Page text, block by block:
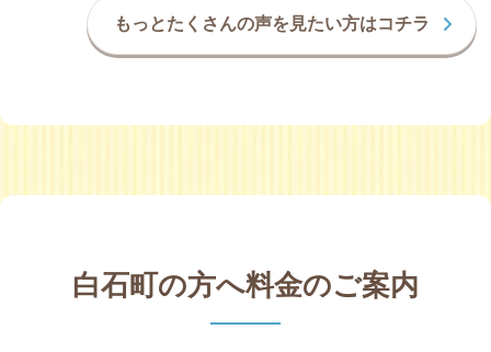
もっとたくさんの声を見たい方はコチラ
白石町の方へ料金のご案内